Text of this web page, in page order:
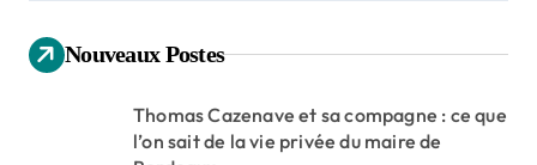
Nouveaux Postes
Thomas Cazenave et sa compagne : ce que
l’on sait de la vie privée du maire de